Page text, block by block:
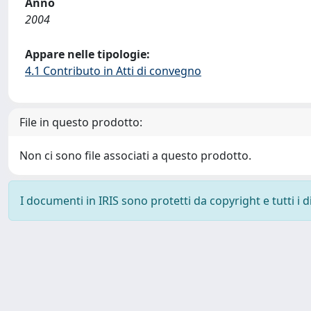
2004
Appare nelle tipologie:
4.1 Contributo in Atti di convegno
File in questo prodotto:
Non ci sono file associati a questo prodotto.
I documenti in IRIS sono protetti da copyright e tutti i